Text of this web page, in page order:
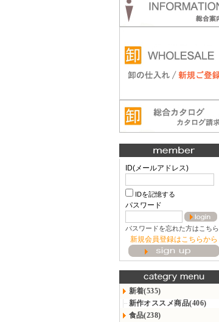
ID(メールアドレス)
IDを記憶する
パスワード
パスワードを忘れた方はこちら
新規会員登録はこちらから
新着(535)
新作オススメ商品(406)
食品(238)